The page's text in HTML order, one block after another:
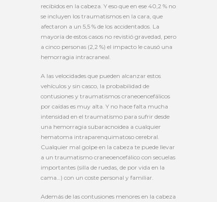
recibidos en la cabeza. Y eso que en ese 40,2 % no
se incluyen los traumatismos en la cara, que
afectaron a un 5,5 % de los accidentados. La
mayoría de estos casos no revistió gravedad, pero
a cinco personas (2,2 %) el impacto le causó una
hemorragia intracraneal.
A las velocidades que pueden alcanzar estos
vehículos y sin casco, la probabilidad de
contusiones y traumatismos craneoencefálicos
por caídas es muy alta. Y no hace falta mucha
intensidad en el traumatismo para sufrir desde
una hemorragia subaracnoidea a cualquier
hematoma intraparenquimatoso cerebral.
Cualquier mal golpe en la cabeza te puede llevar
a un traumatismo craneoencefálico con secuelas
importantes (silla de ruedas, de por vida en la
cama…) con un coste personal y familiar.
Además de las contusiones menores en la cabeza